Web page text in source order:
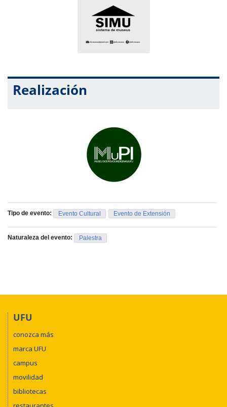
Realización
Tipo de evento: Evento Cultural Evento de Extensión
Naturaleza del evento: Palestra
UFU
conozca más
marca UFU
campus
movilidad
bibliotecas